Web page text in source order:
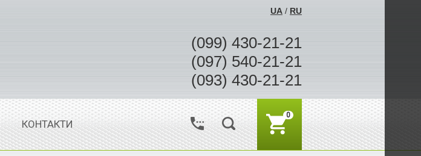
UA / RU
(099) 430-21-21
(097) 540-21-21
(093) 430-21-21
КОНТАКТИ
0